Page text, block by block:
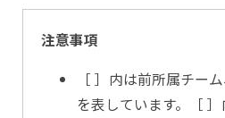
注意事項
［ ］内は前所属チー
を表しています。［